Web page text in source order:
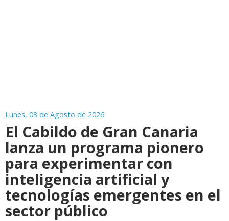
Lunes, 03 de Agosto de 2026
El Cabildo de Gran Canaria
lanza un programa pionero
para experimentar con
inteligencia artificial y
tecnologías emergentes en el
sector público